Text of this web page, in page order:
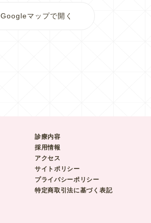
Googleマップで開く
診療内容
採用情報
アクセス
サイトポリシー
プライバシーポリシー
特定商取引法に基づく表記